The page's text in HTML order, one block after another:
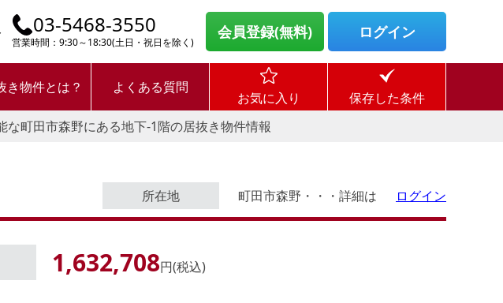
03-5468-3550
営業時間：9:30～18:30(土日・祝日を除く)
会員登録(無料) ログイン
き物件とは？ よくある質問
お気に入り
保存した条件
な町田市森野にある地下-1階の居抜き物件情報
所在地 町田市森野・・・詳細は ログイン
1,632,708円(税込)